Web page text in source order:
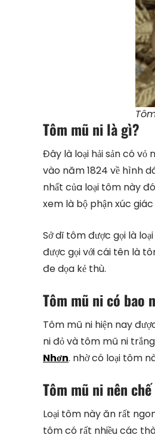
Tôm mũ ni là gì?
Đây là loại hải sản có
vào năm 1824 về hình
nhất của loại tôm này
xem là bộ phận xúc
Sở dĩ tôm được gọi là
được gọi với cái tên là
đe dọa kẻ thù.
Tôm mũ ni có bao
Tôm mũ ni hiện nay
ni đỏ và tôm mũ ni
Nhơn. nhờ có loại tôm
Tôm mũ ni nên
Loại tôm này ăn rất
tôm có rất nhiều các